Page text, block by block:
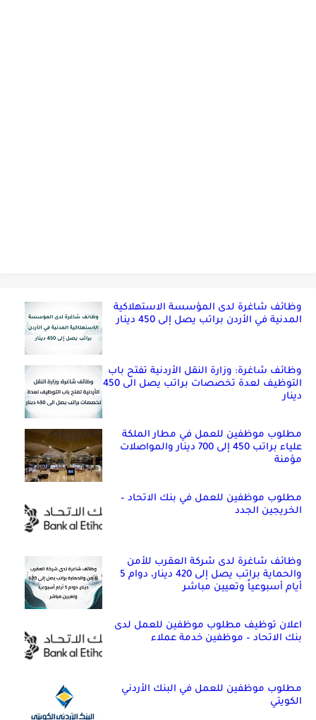
وظائف شاغرة لدى المؤسسة الاستهلاكية
المدنية في الأردن براتب يصل إلى 450 دينار
وظائف شاغرة: وزارة النقل الأردنية تفتح باب
التوظيف لعدة تخصصات براتب يصل الى 450
دينار
مطلوب موظفين للعمل في مطار الملكة
علياء براتب 450 إلى 700 دينار والمواصلات
مؤمنة
مطلوب موظفين للعمل في بنك الاتحاد –
الخريجين الجدد
وظائف شاغرة لدى شركة العقرب للأمن
والحماية براتب يصل إلى 420 دينار، دوام 5
أيام أسبوعياً وتعيين مباشر
اعلان توظيف مطلوب موظفين للعمل لدى
بنك الاتحاد – موظفين خدمة عملاء
مطلوب موظفين للعمل في البنك الأردني
الكويتي